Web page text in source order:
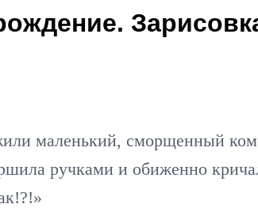
маленький, сморщенный
ручками и обиженно